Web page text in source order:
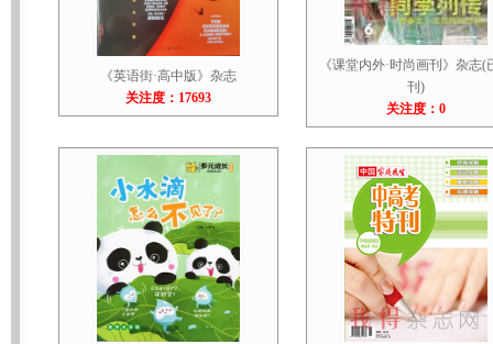
《英语街·高中版》杂志
关注度：17693
《课堂内外·时尚画刊》杂志(
刊)
关注度：0